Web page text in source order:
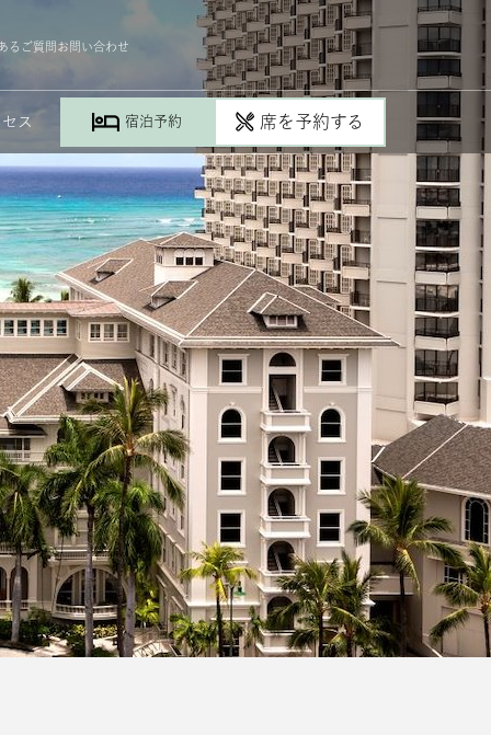
A Westin Resort & Spa, Waikiki
るご質問 お問い合わせ
ス 宿泊予約 席を予約する